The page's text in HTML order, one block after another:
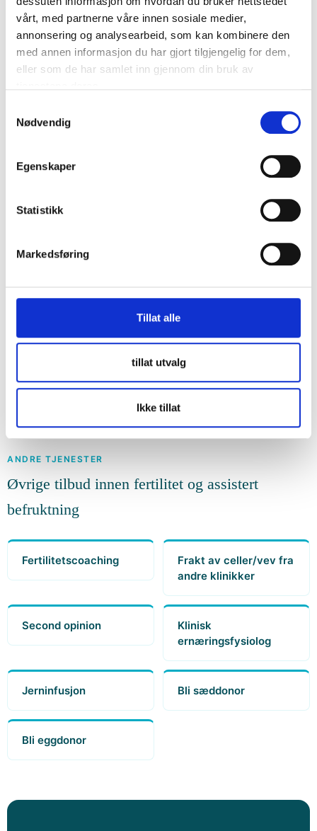
vårt, med partnerne våre innen sosiale medier,
annonsering og analysearbeid, som kan kombinere den
med annen informasjon du har gjort tilgjengelig for dem,
eller som de har samlet inn gjennom din bruk av
Nødvendig
Egenskaper
Statistikk
Markedsføring
Tillat alle
tillat utvalg
Ikke tillat
Fertilitetssjekk kvinne Eggfrys
singel kvinne
Fertilitetsutredning
Fryse ned sæd
(sædfrys)
ANDRE TJENESTER
Øvrige tilbud innen fertilitet og assistert
befruktning
Fertilitetscoaching
Frakt av celler/vev fra
andre klinikker
Second opinion
Klinisk
ernæringsfysiolog
Jerninfusjon Bli sæddonor
Bli eggdonor